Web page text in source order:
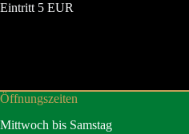
Eintritt 5 EUR
Öffnungszeiten
Mittwoch bis Samstag